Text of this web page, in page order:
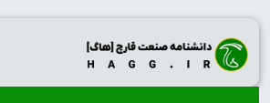
Skip
content